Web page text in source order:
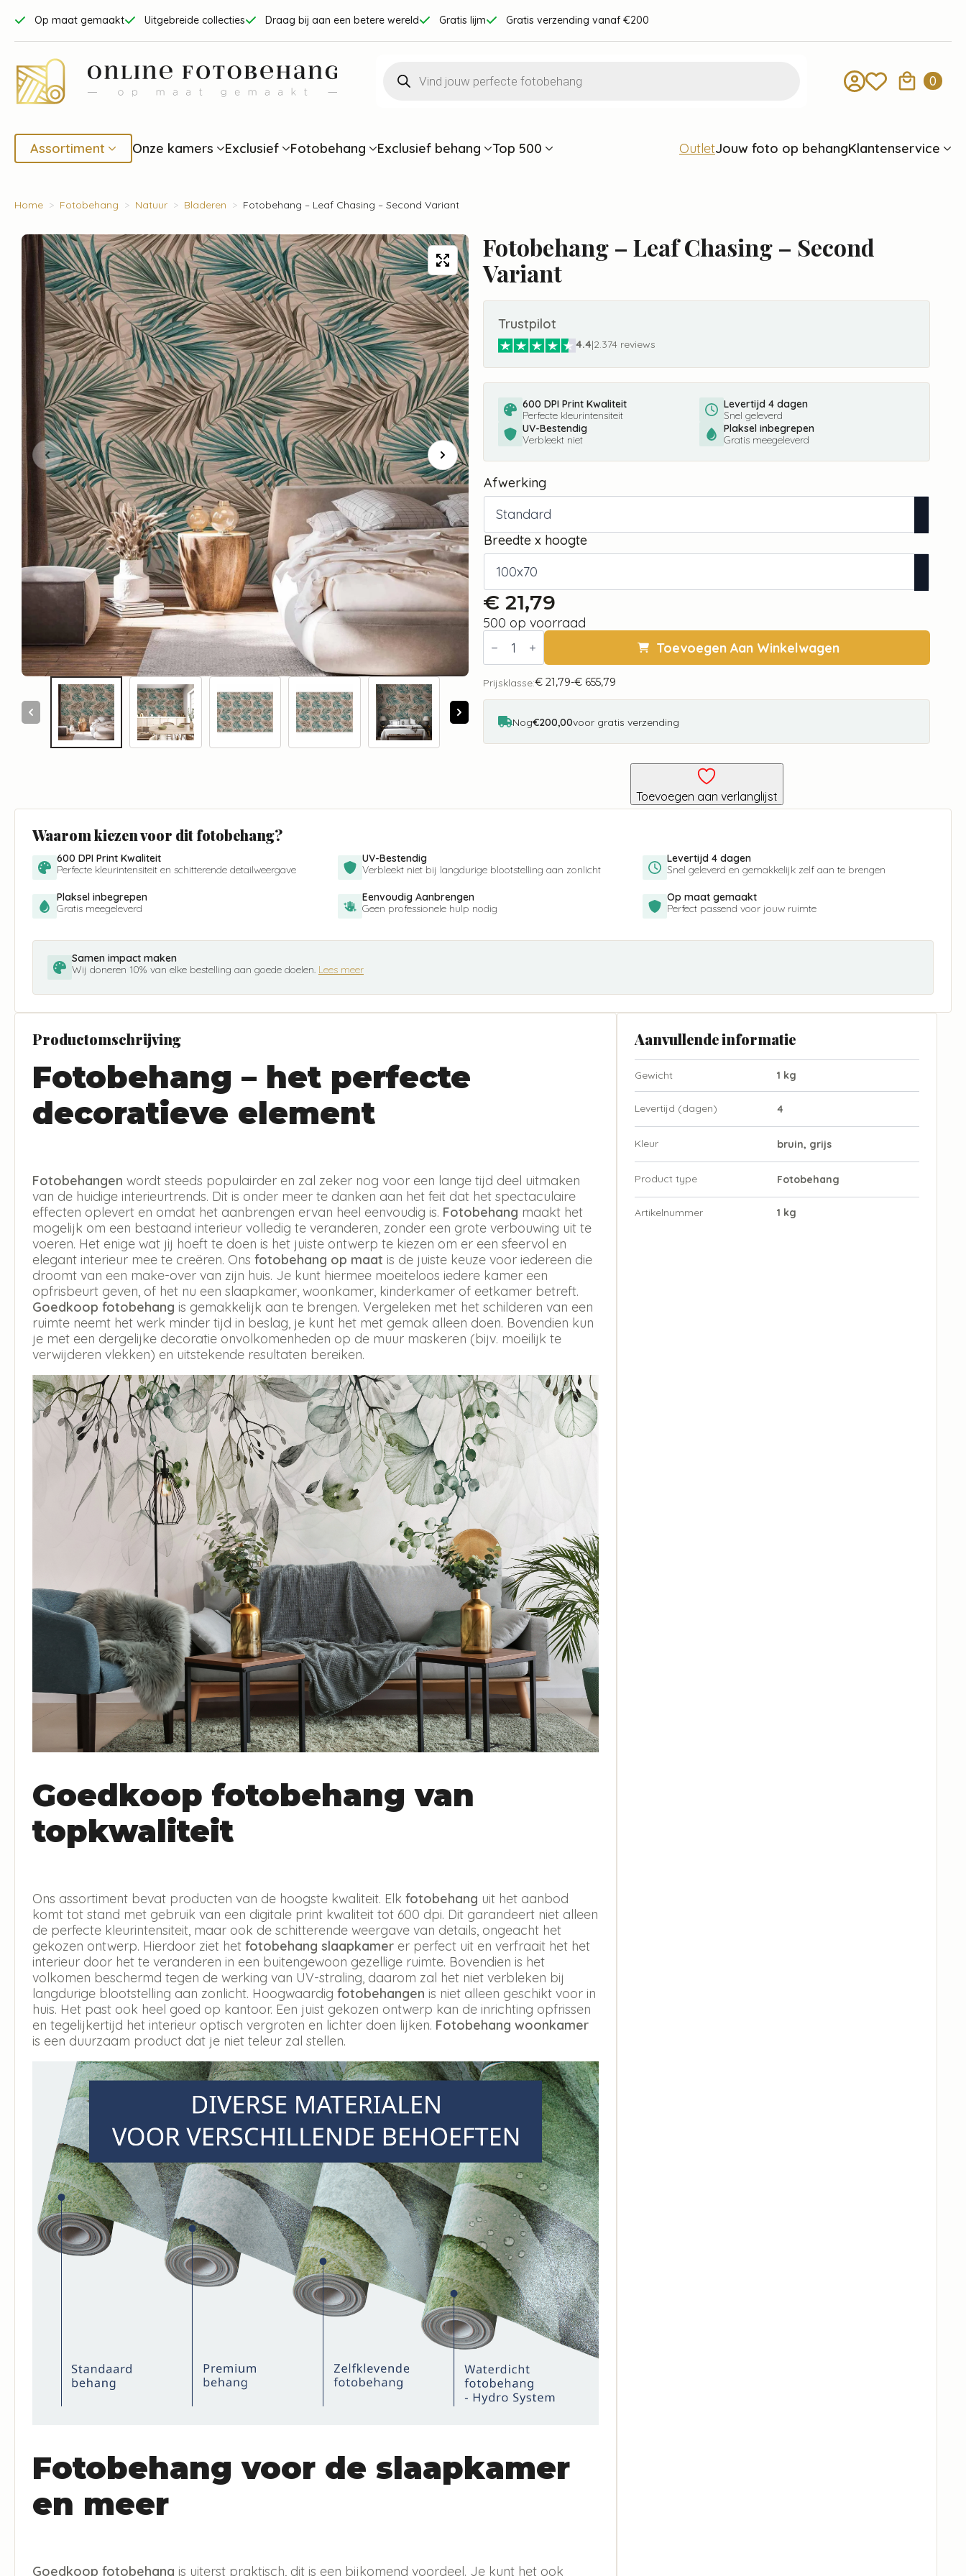
Op maat gemaakt Uitgebreide collecties Draag bij aan een betere wereld Gratis lijm Gratis verzending vanaf €200
zoeken
0
Assortiment Onze kamers Exclusief Fotobehang Exclusief behang Top 500 OutletJouw foto op behangKlantenservice
Home Fotobehang Natuur Bladeren Fotobehang – Leaf Chasing – Second Variant
Fotobehang – Leaf Chasing – Second
Variant
Trustpilot
4.4|2.374 reviews
600 DPI Print Kwaliteit
Perfecte kleurintensiteit
UV-Bestendig
Verbleekt niet
Levertijd 4 dagen
Snel geleverd
Plaksel inbegrepen
Gratis meegeleverd
Afwerking
Breedte x hoogte
€ 21,79
500 op voorraad
Fotobehang
Leaf
-
Second
aantal
Toevoegen Aan Winkelwagen
Prijsklasse:€ 21,79-€ 655,79
Prijsklasse:
€ 21,79
€ 655,79
Nog€200,00voor gratis verzending
Toevoegen aan verlanglijst
Waarom kiezen voor dit fotobehang?
600 DPI Print Kwaliteit
Perfecte kleurintensiteit en schitterende detailweergave
UV-Bestendig
Verbleekt niet bij langdurige blootstelling aan zonlicht
Levertijd 4 dagen
Snel geleverd en gemakkelijk zelf aan te brengen
Plaksel inbegrepen
Gratis meegeleverd
Eenvoudig Aanbrengen
Geen professionele hulp nodig
Op maat gemaakt
Perfect passend voor jouw ruimte
Samen impact maken
Wij doneren 10% van elke bestelling aan goede doelen. Lees meer
Productomschrijving
Fotobehang – het perfecte
decoratieve element
Fotobehangen wordt steeds populairder en zal zeker nog voor een lange tijd deel uitmaken
van de huidige interieurtrends. Dit is onder meer te danken aan het feit dat het spectaculaire
effecten oplevert en omdat het aanbrengen ervan heel eenvoudig is. Fotobehang maakt het
mogelijk om een bestaand interieur volledig te veranderen, zonder een grote verbouwing uit te
voeren. Het enige wat jij hoeft te doen is het juiste ontwerp te kiezen om er een sfeervol en
elegant interieur mee te creëren. Ons fotobehang op maat is de juiste keuze voor iedereen die
droomt van een make-over van zijn huis. Je kunt hiermee moeiteloos iedere kamer een
opfrisbeurt geven, of het nu een slaapkamer, woonkamer, kinderkamer of eetkamer betreft.
Goedkoop fotobehang is gemakkelijk aan te brengen. Vergeleken met het schilderen van een
ruimte neemt het werk minder tijd in beslag, je kunt het met gemak alleen doen. Bovendien kun
je met een dergelijke decoratie onvolkomenheden op de muur maskeren (bijv. moeilijk te
verwijderen vlekken) en uitstekende resultaten bereiken.
Goedkoop fotobehang van
topkwaliteit
Ons assortiment bevat producten van de hoogste kwaliteit. Elk fotobehang uit het aanbod
komt tot stand met gebruik van een digitale print kwaliteit tot 600 dpi. Dit garandeert niet alleen
de perfecte kleurintensiteit, maar ook de schitterende weergave van details, ongeacht het
gekozen ontwerp. Hierdoor ziet het fotobehang slaapkamer er perfect uit en verfraait het het
interieur door het te veranderen in een buitengewoon gezellige ruimte. Bovendien is het
volkomen beschermd tegen de werking van UV-straling, daarom zal het niet verbleken bij
langdurige blootstelling aan zonlicht. Hoogwaardig fotobehangen is niet alleen geschikt voor in
huis. Het past ook heel goed op kantoor. Een juist gekozen ontwerp kan de inrichting opfrissen
en tegelijkertijd het interieur optisch vergroten en lichter doen lijken. Fotobehang woonkamer
is een duurzaam product dat je niet teleur zal stellen.
Fotobehang voor de slaapkamer
en meer
Goedkoop fotobehang is uiterst praktisch, dit is een bijkomend voordeel. Je kunt het ook
Aanvullende informatie
Gewicht 1 kg
Levertijd (dagen) 4
Kleur bruin, grijs
Product type Fotobehang
Artikelnummer 1 kg